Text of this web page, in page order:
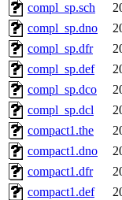
compl_sp.sch
compl_sp.dno
compl_sp.dfr
compl_sp.def
compl_sp.dco
compl_sp.dcl
compact1.the
compact1.dno
compact1.dfr
compact1.def